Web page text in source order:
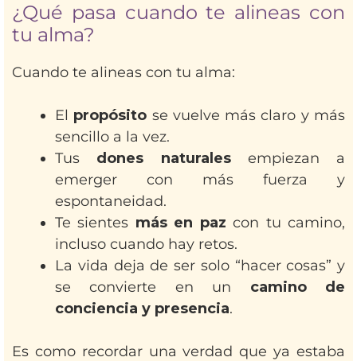
¿Qué pasa cuando te alineas con
tu alma?
Cuando te alineas con tu alma:
El propósito se vuelve más claro y más
sencillo a la vez.
Tus dones naturalesempiezan a
emerger con más fuerza y
espontaneidad.
Te sientes más en paz con tu camino,
incluso cuando hay retos.
La vida deja de ser solo “hacer cosas” y
se convierte en un camino de
conciencia y presencia.
Es como recordar una verdad que ya estaba